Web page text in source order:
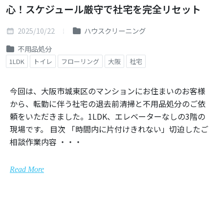
心！スケジュール厳守で社宅を完全リセット
2025/10/22
ハウスクリーニング
不用品処分
1LDK トイレ フローリング 大阪 社宅
今回は、大阪市城東区のマンションにお住まいのお客様
から、転勤に伴う社宅の退去前清掃と不用品処分のご依
頼をいただきました。1LDK、エレベーターなしの3階の
現場です。 目次 「時間内に片付けきれない」切迫したご
相談作業内容 ・・・
Read More